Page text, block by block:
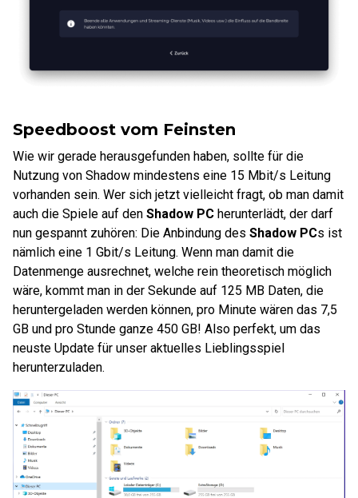
Speedboost vom Feinsten
Wie wir gerade herausgefunden haben, sollte für die
Nutzung von Shadow mindestens eine 15 Mbit/s Leitung
vorhanden sein. Wer sich jetzt vielleicht fragt, ob man damit
auch die Spiele auf den Shadow PC herunterlädt, der darf
nun gespannt zuhören: Die Anbindung des Shadow PCs ist
nämlich eine 1 Gbit/s Leitung. Wenn man damit die
Datenmenge ausrechnet, welche rein theoretisch möglich
wäre, kommt man in der Sekunde auf 125 MB Daten, die
heruntergeladen werden können, pro Minute wären das 7,5
GB und pro Stunde ganze 450 GB! Also perfekt, um das
neuste Update für unser aktuelles Lieblingsspiel
herunterzuladen.